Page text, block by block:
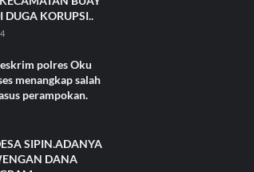
DUGA KORUPSI..
polres Oku
menangkap salah
perampokan.
SIPIN.ADANYA
DANA